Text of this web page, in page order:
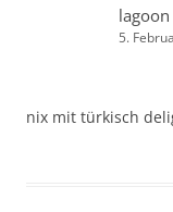
lagoon
5.
nix mit türkisch